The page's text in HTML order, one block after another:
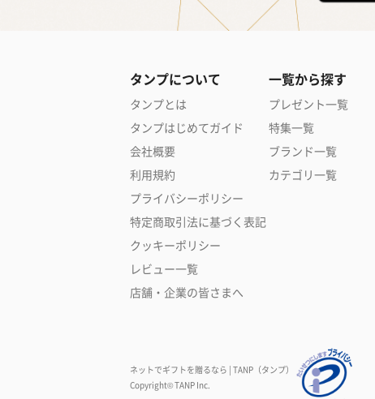
タンプについて
タンプとは
タンプはじめてガイド
会社概要
利用規約
プライバシーポリシー
特定商取引法に基づく表記
クッキーポリシー
レビュー一覧
店舗・企業の皆さまへ
一覧から探す
プレゼント一覧
特集一覧
ブランド一覧
カテゴリ一覧
ネットでギフトを贈るなら | TANP（タンプ）
Copyright© TANP Inc.